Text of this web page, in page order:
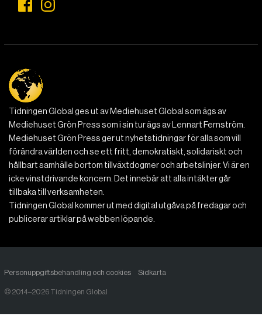
Tidningen Global ges ut av Mediehuset Global som ägs av
Mediehuset Grön Press som i sin tur ägs av Lennart Fernström.
Mediehuset Grön Press ger ut nyhetstidningar för alla som vill
förändra världen och se ett fritt, demokratiskt, solidariskt och
hållbart samhälle bortom tillväxtdogmer och arbetslinjer. Vi är en
icke vinstdrivande koncern. Det innebär att alla intäkter går
tillbaka till verksamheten.
Tidningen Global kommer ut med digital utgåva på fredagar och
publicerar artiklar på webben löpande.
Personuppgiftsbehandling och cookies Sidkarta
© 2014–2026 Tidningen Global